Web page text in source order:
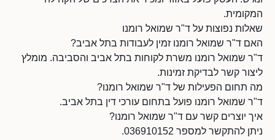
המקומית.
שאלות נפוצות על ד"ר שמואל רומנו
האם ד"ר שמואל רומנו זמין לעבודות בתל אביב?
ד"ר שמואל רומנו משרת לקוחות בתל אביב והסביבה. מומלץ
ליצור קשר לבדיקת זמינות.
מה תחום הפעילות של ד"ר שמואל רומנו?
ד"ר שמואל רומנו פועל בתחום עורכי דין בתל אביב.
איך יוצרים קשר עם ד"ר שמואל רומנו?
ניתן להתקשר למספר 036910152.